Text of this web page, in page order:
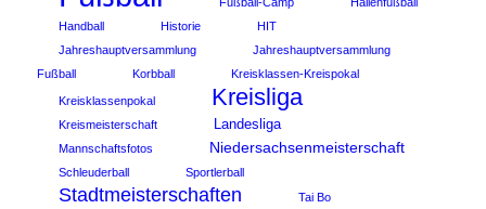
Handball
Historie
HIT
Jahreshauptversammlung
Jahreshauptversammlung
Fußball
Korbball Kreisklassen-Kreispokal
Kreisklassenpokal Kreisliga
Kreismeisterschaft Landesliga
Mannschaftsfotos Niedersachsenmeisterschaft
Schleuderball Sportlerball
Stadtmeisterschaften Tai Bo